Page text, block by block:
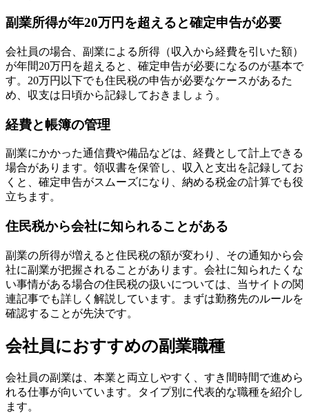
副業所得が年20万円を超えると確定申告が必要
会社員の場合、副業による所得（収入から経費を引いた額）
が年間20万円を超えると、確定申告が必要になるのが基本で
す。20万円以下でも住民税の申告が必要なケースがあるた
め、収支は日頃から記録しておきましょう。
経費と帳簿の管理
副業にかかった通信費や備品などは、経費として計上できる
場合があります。領収書を保管し、収入と支出を記録してお
くと、確定申告がスムーズになり、納める税金の計算でも役
立ちます。
住民税から会社に知られることがある
副業の所得が増えると住民税の額が変わり、その通知から会
社に副業が把握されることがあります。会社に知られたくな
い事情がある場合の住民税の扱いについては、当サイトの関
連記事でも詳しく解説しています。まずは勤務先のルールを
確認することが先決です。
会社員におすすめの副業職種
会社員の副業は、本業と両立しやすく、すき間時間で進めら
れる仕事が向いています。タイプ別に代表的な職種を紹介し
ます。